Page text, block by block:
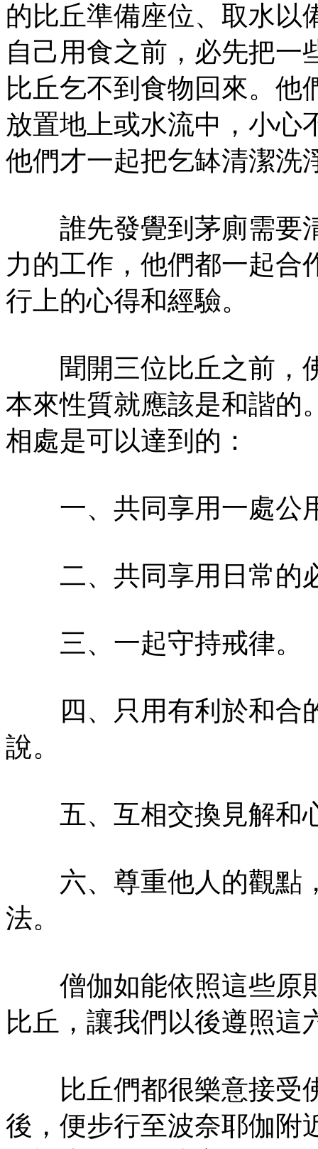
的比丘準備座位、取水以
自己用食之前，必先把一
比丘乞不到食物回來。他
放置地上或水流中，小心
他們才一起把乞缽清潔洗
誰先發覺到茅廁需要
力的工作，他們都一起合
行上的心得和經驗。
聞開三位比丘之前，
本來性質就應該是和諧的
相處是可以達到的：
一、共同享用一處公
二、共同享用日常的
三、一起守持戒律。
四、只用有利於和合
說。
五、互相交換見解和
六、尊重他人的觀點
法。
僧伽如能依照這些原
比丘，讓我們以後遵照這
比丘們都很樂意接受
後，便步行至波奈耶伽附